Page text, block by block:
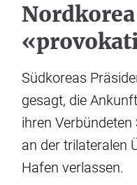
Südkoreas
gesagt, die
ihren
an der trilateralen
Hafen verlassen.